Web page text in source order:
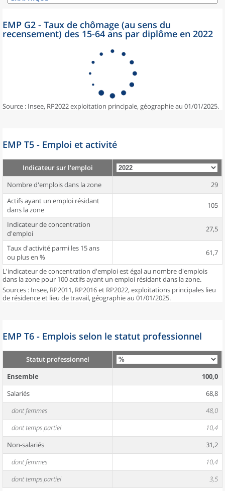
EMP G2 - Taux de chômage (au sens du
recensement) des 15-64 ans par diplôme en 2022
Source : Insee, RP2022 exploitation principale, géographie au 01/01/2025.
EMP T5 - Emploi et activité
Indicateur sur l'emploi
Nombre d'emplois dans la zone
29
Actifs ayant un emploi résidant
dans la zone
105
Indicateur de concentration
d'emploi
27,5
Taux d'activité parmi les 15 ans
ou plus en %
61,7
L'indicateur de concentration d'emploi est égal au nombre d'emplois
dans la zone pour 100 actifs ayant un emploi résidant dans la zone.
Sources : Insee, RP2011, RP2016 et RP2022, exploitations principales lieu
de résidence et lieu de travail, géographie au 01/01/2025.
EMP T6 - Emplois selon le statut professionnel
Statut professionnel
Ensemble
100,0
Salariés
68,8
dont femmes
48,0
dont temps partiel
10,4
Non-salariés
31,2
dont femmes
10,4
dont temps partiel
3,5